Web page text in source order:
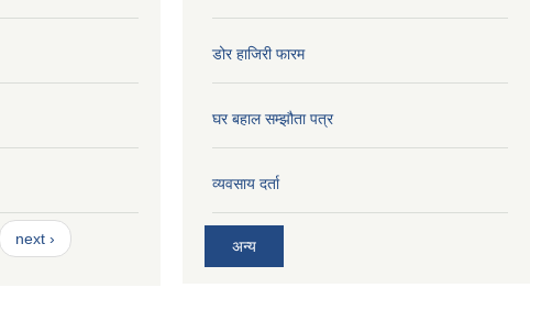
next ›
डोर हाजिरी फारम
घर बहाल सम्झौता पत्र
व्यवसाय दर्ता
अन्य